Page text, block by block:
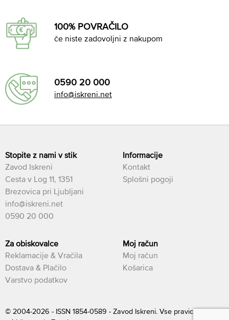
100% POVRAČILO
če niste zadovoljni z nakupom
0590 20 000
info@iskreni.net
Stopite z nami v stik
Zavod Iskreni
Cesta v Log 11, 1351
Brezovica pri Ljubljani
info@iskreni.net
0590 20 000
Informacije
Kontakt
Splošni pogoji
Za obiskovalce
Reklamacije & Vračila
Dostava & Plačilo
Varstvo podatkov
Moj račun
Moj račun
Košarica
© 2004-2026 - ISSN 1854-0589 - Zavod Iskreni. Vse pravice